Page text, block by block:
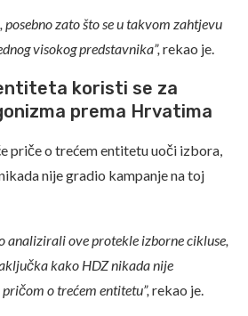
zato što se u takvom zahtjevu
visokog predstavnika”, rekao je.
koristi se za
prema Hrvatima
priče o trećem entitetu uoči izbora,
nije gradio kampanje na toj
analizirali ove protekle izborne cikluse,
kako HDZ nikada nije
o trećem entitetu”, rekao je.